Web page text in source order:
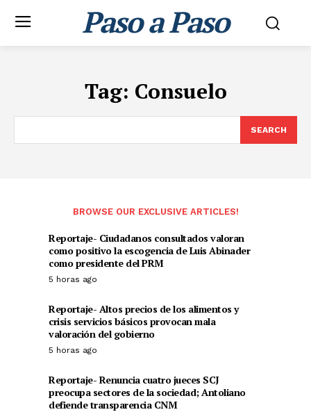
Paso a Paso
Tag: Consuelo
SEARCH
BROWSE OUR EXCLUSIVE ARTICLES!
Reportaje- Ciudadanos consultados valoran
como positivo la escogencia de Luis Abinader
como presidente del PRM
5 horas ago
Reportaje- Altos precios de los alimentos y
crisis servicios básicos provocan mala
valoración del gobierno
5 horas ago
Reportaje- Renuncia cuatro jueces SCJ
preocupa sectores de la sociedad; Antoliano
defiende transparencia CNM